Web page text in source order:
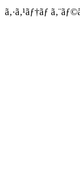
ã‚·ã‚¹ãƒ†ãƒ